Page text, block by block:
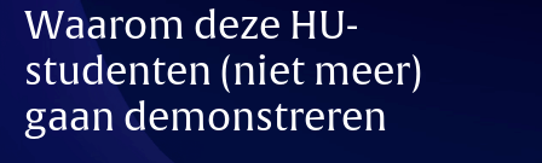
Waarom deze HU-
studenten (niet meer)
gaan demonstreren